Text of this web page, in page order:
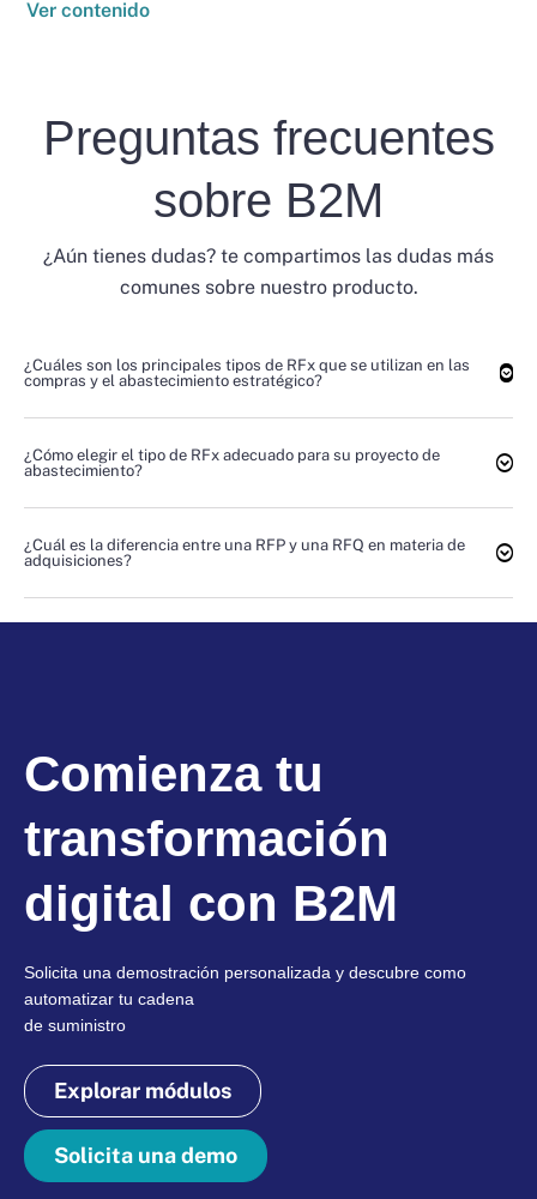
Ver contenido
Preguntas frecuentes
sobre B2M
¿Aún tienes dudas? te compartimos las dudas más
comunes sobre nuestro producto.
¿Cuáles son los principales tipos de RFx que se utilizan en las
compras y el abastecimiento estratégico?
¿Cómo elegir el tipo de RFx adecuado para su proyecto de
abastecimiento?
¿Cuál es la diferencia entre una RFP y una RFQ en materia de
adquisiciones?
Comienza tu
transformación
digital con B2M
Solicita una demostración personalizada y descubre como
automatizar tu cadena
de suministro
Explorar módulos
Solicita una demo